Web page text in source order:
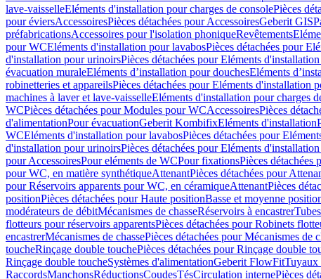
lave-vaisselleEléments d'installation pour charges de consolePièces
pour éviersAccessoiresPièces détachées pour AccessoiresGeberit GIS
préfabricationsAccessoires pour l'isolation phoniqueRevêtements
pour WCEléments d'installation pour lavabosPièces détachées pour
d'installation pour urinoirsPièces détachées pour Eléments
évacuation muraleEléments d’installation pour douchesEléments
robinetteries et appareilsPièces détachées pour Eléments d'installation
machines à laver et lave-vaisselleEléments d'installation pour charges
WCPièces détachées pour Modules pour WCAccessoiresPièces
d'alimentationPour évacuationGeberit KombifixEléments d'installation
WCEléments d'installation pour lavabosPièces détachées pour
d'installation pour urinoirsPièces détachées pour Eléments
pour AccessoiresPour eléments de WCPour fixationsPièces détachées
pour WC, en matière synthétiqueAttenantPièces détachées pour
pour Réservoirs apparents pour WC, en céramiqueAttenantPièces
positionPièces détachées pour Haute positionBasse et moyenne
modérateurs de débitMécanismes de chasseRéservoirs à encastrer
flotteurs pour réservoirs apparentsPièces détachées pour Robinets
encastrerMécanismes de chassePièces détachées pour Mécanismes de
toucheRinçage double touchePièces détachées pour Rinçage double
Rinçage double toucheSystèmes d'alimentationGeberit FlowFitTuyaux
RaccordsManchonsRéductionsCoudesTésCirculation internePièces